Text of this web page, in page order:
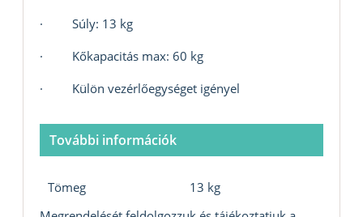
· Súly: 13 kg
· Kőkapacitás max: 60 kg
· Külön vezérlőegységet igényel
További információk
Tömeg
13 kg